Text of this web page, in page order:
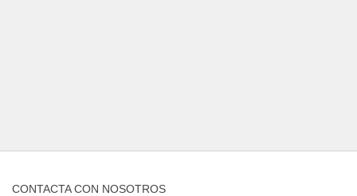
CONTACTA CON NOSOTROS